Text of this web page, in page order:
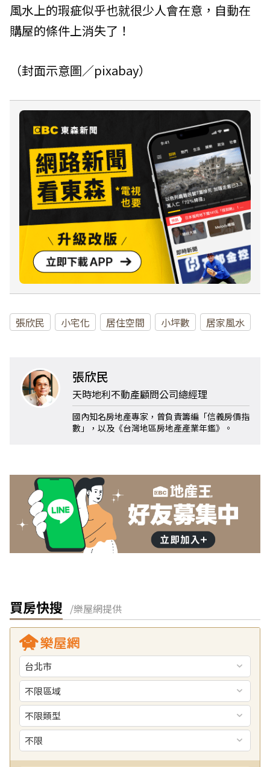
風水上的瑕疵似乎也就很少人會在意，自動在
購屋的條件上消失了！
（封面示意圖／pixabay）
張欣民 小宅化 居住空間 小坪數 居家風水
張欣民
天時地利不動產顧問公司總經理
國內知名房地產專家，曾負責籌編「信義房價指
數」，以及《台灣地區房地產產業年鑑》。
買房快搜 /樂屋網提供